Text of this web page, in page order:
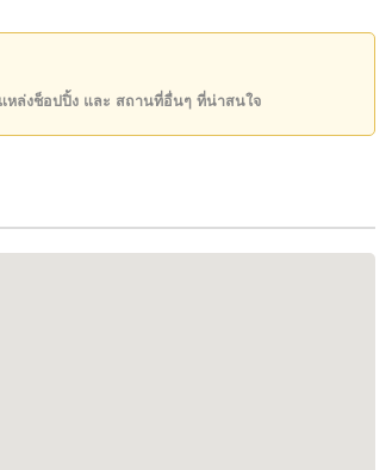
ติดทะเลที่หาได้ยากในพัทยา
หล่งช็อปปิ้ง และ สถานที่อื่นๆ ที่น่าสนใจ